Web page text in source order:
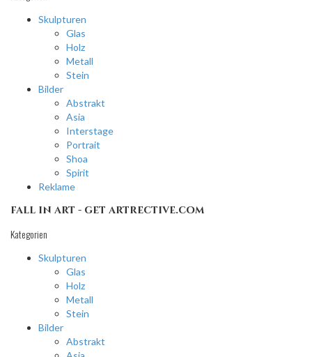
Skulpturen
Glas
Holz
Metall
Stein
Bilder
Abstrakt
Asia
Interstage
Portrait
Shoa
Spirit
Reklame
fall in art - get artrective.com
Kategorien
Skulpturen
Glas
Holz
Metall
Stein
Bilder
Abstrakt